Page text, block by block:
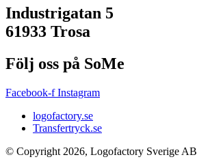
Industrigatan 5
61933 Trosa
Följ oss på SoMe
Facebook-f Instagram
logofactory.se
Transfertryck.se
© Copyright 2026, Logofactory Sverige AB